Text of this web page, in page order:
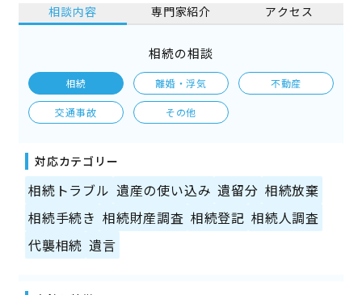
相談内容 専門家紹介 アクセス
相続の相談
相続 離婚・浮気 不動産
交通事故 その他
対応カテゴリー
相続トラブル 遺産の使い込み 遺留分 相続放棄
相続手続き 相続財産調査 相続登記 相続人調査
代襲相続 遺言